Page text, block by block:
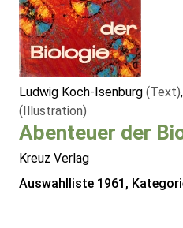
Ludwig Koch-Isenburg (Text)
(Illustration)
Abenteuer der
Kreuz Verlag
Auswahlliste 1961,